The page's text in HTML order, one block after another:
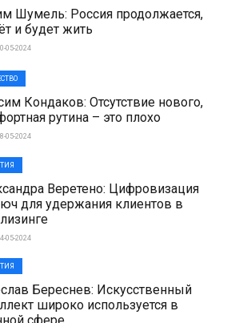
Шумель: Россия продолжается,
и будет жить
05-2024
Кондаков: Отсутствие нового,
рутина – это плохо
05-2024
Веретено: Цифровизация
для удержания клиентов в
05-2024
Береснев: Искусственный
широко используется в